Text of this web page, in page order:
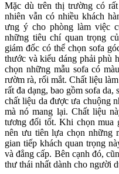
Mặc dù trên thị trường có
nhiên vẫn có nhiều khách
ưng ý cho phòng làm việc
những tiêu chí quan trọng
giám đốc có thể chọn sofa
thước và kiểu dáng phải phù
chọn những mẫu sofa có
rườm rà, rối mắt. Chất liệu làm
rất đa dạng, bao gồm sofa
chất liệu da được ưa chuộng
mà nó mang lại. Chất liệu
tương đối tốt. Khi chọn mua
nên ưu tiên lựa chọn những
gian tiếp khách quan trọng
và đẳng cấp. Bên cạnh đó,
thư thái nhất dành cho người